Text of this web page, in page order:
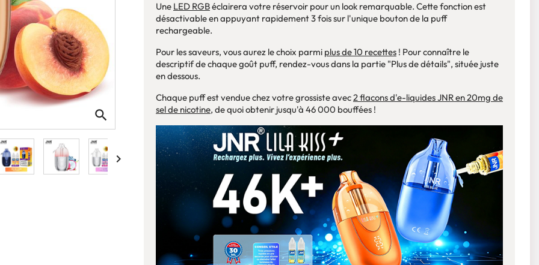
search

Une LED RGBéclairera votre réservoir pour un look remarquable. Cette fonction est
désactivable en appuyant rapidement 3 fois sur l'unique bouton de la puff
rechargeable.
Pour les saveurs, vous aurez le choix parmi plus de 10 recettes ! Pour connaître le
descriptif de chaque goût puff, rendez-vous dans la partie "Plus de détails", située juste
en dessous.
Chaque puff est vendue chez votre grossiste avec2 flacons d'e-liquides JNR en 20mg de
sel de nicotine, de quoi obtenir jusqu'à 46 000 bouffées !